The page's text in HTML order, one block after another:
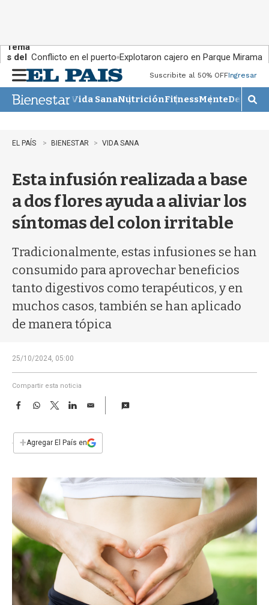
Tema
s del
día:
Conflicto en el puerto Explotaron cajero en Parque Miramar
n
u
Suscribite al 50% OFFIngresar
Vida SanaNutriciónFitnessMente
M
o
e
d
EL PAÍS BIENESTAR VIDA SANA
Esta infusión realizada a base
a dos flores ayuda a aliviar los
síntomas del colon irritable
Tradicionalmente, estas infusiones se han
consumido para aprovechar beneficios
tanto digestivos como terapéuticos, y en
muchos casos, también se han aplicado
de manera tópica
25/10/2024, 05:00
Compartir esta noticia
F
e
b
k
W
s
p
T
w
t
L
n
E
i
l
+Agregar El País en